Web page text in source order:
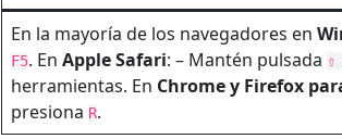
En la mayoría de los navegadores en
F5. En Apple Safari: – Mantén pulsada
herramientas. En Chrome y Firefox
presiona R.